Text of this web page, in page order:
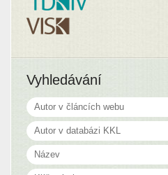
Vyhledávání